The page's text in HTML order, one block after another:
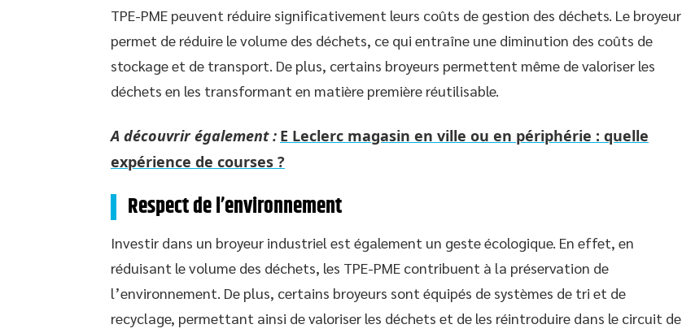
TPE-PME peuvent réduire significativement leurs coûts de gestion des déchets. Le broyeur
permet de réduire le volume des déchets, ce qui entraîne une diminution des coûts de
stockage et de transport. De plus, certains broyeurs permettent même de valoriser les
déchets en les transformant en matière première réutilisable.
A découvrir également : E Leclerc magasin en ville ou en périphérie : quelle
expérience de courses ?
Respect de l’environnement
Investir dans un broyeur industriel est également un geste écologique. En effet, en
réduisant le volume des déchets, les TPE-PME contribuent à la préservation de
l’environnement. De plus, certains broyeurs sont équipés de systèmes de tri et de
recyclage, permettant ainsi de valoriser les déchets et de les réintroduire dans le circuit de